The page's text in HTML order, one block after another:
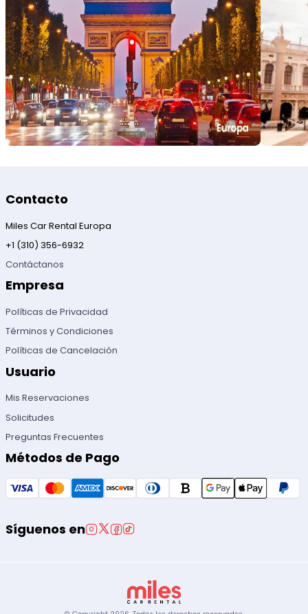
Contacto
Miles Car Rental Europa
+1 (310) 356-6932
Contáctanos
Empresa
Políticas de Privacidad
Términos y Condiciones
Políticas de Cancelación
Usuario
Mis Reservaciones
Solicitudes
Preguntas Frecuentes
Métodos de Pago
Síguenos en